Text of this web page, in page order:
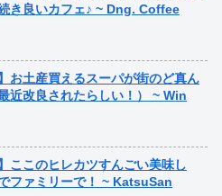
き良いカフェ♪ ~ Dng. Coffee
お土産買えるスーパが街のど真ん
近改良されたらしい！） ~ Win
ここのヒレカツすんごい美味し
ファミリーで！ ~ KatsuSan